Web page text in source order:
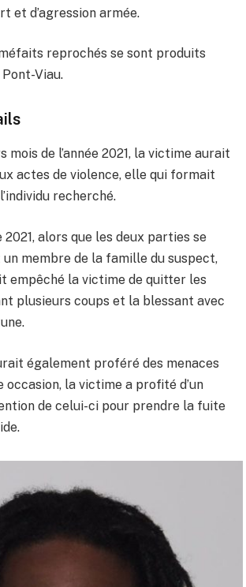
et d’agression armée.
reprochés se sont produits
Viau.
mois de l’année 2021, la victime aurait
actes de violence, elle qui formait
recherché.
2021, alors que les deux parties se
membre de la famille du suspect,
empêché la victime de quitter les
plusieurs coups et la blessant avec
également proféré des menaces
occasion, la victime a profité d’un
de celui-ci pour prendre la fuite